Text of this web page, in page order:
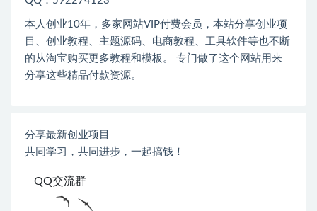
本人创业10年，多家网站VIP付费会员，本站分享创业项
目、创业教程、主题源码、电商教程、工具软件等也不断
的从淘宝购买更多教程和模板。 专门做了这个网站用来
分享这些精品付款资源。
分享最新创业项目
共同学习，共同进步，一起搞钱！
QQ交流群